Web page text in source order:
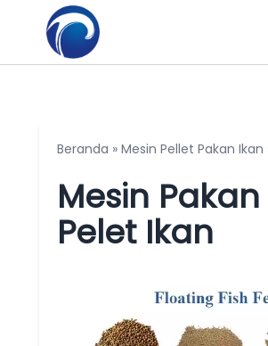
Beranda » Mesin Pellet Pakan Ikan
Mesin
Pelet Ikan